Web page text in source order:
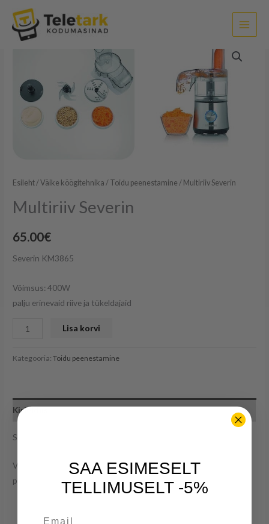
content
Esileht/Väike köögitehnika / Toidu peenestamine / Multiriiv Severin
Multiriiv Severin
65.00€
Severin KM3865
Võimsus: 400W
palju erinevaid riive ja tükeldajaid
Multiriiv
Lisa korvi
Kategooria:Toidu peenestamine
Kirjeldus
Severin KM3865
Võimsus: 400W
palju erinevaid riive ja tükeldajaid
SAA ESIMESELT
TELLIMUSELT -5%